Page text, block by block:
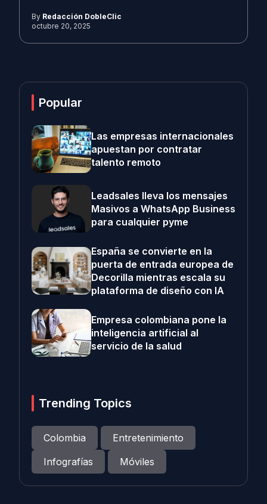
By Redacción DobleClic
octubre 20, 2025
Popular
Las empresas internacionales
apuestan por contratar
talento remoto
Leadsales lleva los mensajes
Masivos a WhatsApp Business
para cualquier pyme
España se convierte en la
puerta de entrada europea de
Decorilla mientras escala su
plataforma de diseño con IA
Empresa colombiana pone la
inteligencia artificial al
servicio de la salud
Trending Topics
Colombia
Entretenimiento
Infografías
Móviles